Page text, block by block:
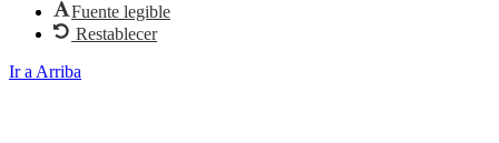
Fuente legible
Restablecer
Ir a Arriba